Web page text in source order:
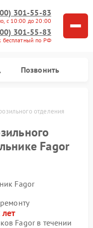
301-55-83
с 10:00 до 20:00
301-55-83
бесплатный по РФ
Позвонить
отделения
Fagor
Fagor
Fagor в течении